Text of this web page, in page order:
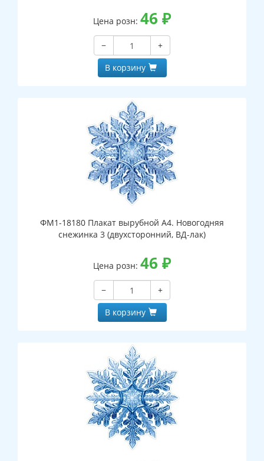
Цена розн: 46 ₽
−
+
В корзину
ФМ1-18180 Плакат вырубной А4. Новогодняя
снежинка 3 (двухсторонний, ВД-лак)
Цена розн: 46 ₽
−
+
В корзину